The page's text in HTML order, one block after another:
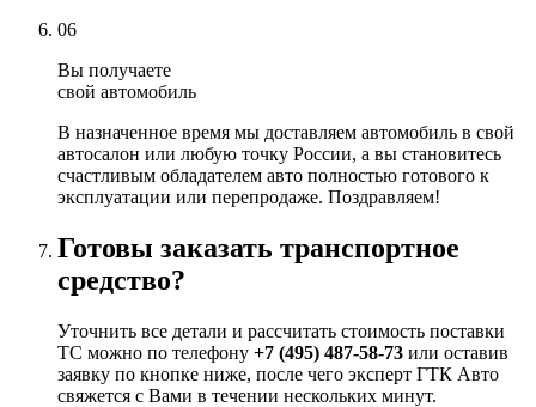
06
Вы получаете
свой автомобиль
В назначенное время мы доставляем автомобиль в свой
автосалон или любую точку России, а вы становитесь
счастливым обладателем авто полностью готового к
эксплуатации или перепродаже. Поздравляем!
Готовы заказать транспортное
средство?
Уточнить все детали и рассчитать стоимость поставки
ТС можно по телефону +7 (495) 487-58-73 или оставив
заявку по кнопке ниже, после чего эксперт ГТК Авто
свяжется с Вами в течении нескольких минут.